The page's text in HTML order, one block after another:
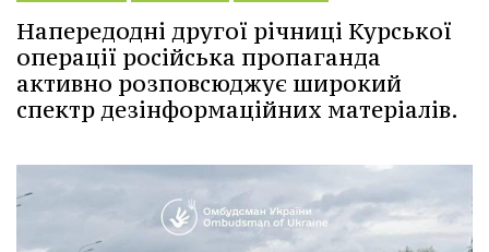
Напередодні другої річниці Курської
операції російська пропаганда
активно розповсюджує широкий
спектр дезінформаційних матеріалів.